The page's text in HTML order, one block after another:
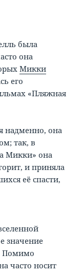
была
она
Микки
его
«Пляжная
надменно, она
так, в
Микки» она
и приняла
её спасти,
значение
Помимо
часто носит